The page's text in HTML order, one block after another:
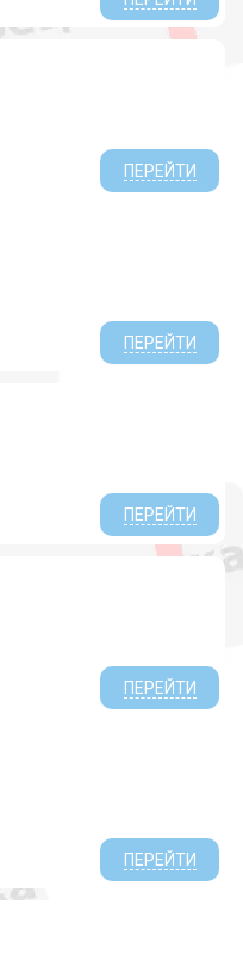
ПЕРЕЙТИ
ПЕРЕЙТИ
ПЕРЕЙТИ
ПЕРЕЙТИ
ПЕРЕЙТИ